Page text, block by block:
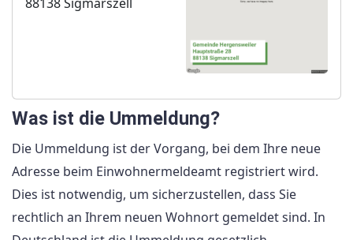
Was ist die Ummeldung?
Die Ummeldung ist der Vorgang, bei dem Ihre neue
Adresse beim Einwohnermeldeamt registriert wird.
Dies ist notwendig, um sicherzustellen, dass Sie
rechtlich an Ihrem neuen Wohnort gemeldet sind. In